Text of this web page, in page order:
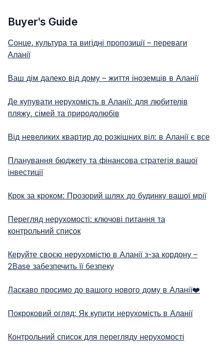
Buyer's Guide
Сонце, культура та вигідні пропозиції – переваги
Аланії
Ваш дім далеко від дому – життя іноземців в Аланії
Де купувати нерухомість в Аланії: для любителів
пляжу, сімей та природолюбів
Від невеликих квартир до розкішних віл: в Аланії є все
Планування бюджету та фінансова стратегія вашої
інвестиції
Крок за кроком: Прозорий шлях до будинку вашої мрії
Перегляд нерухомості: ключові питання та
контрольний список
Керуйте своєю нерухомістю в Аланії з-за кордону –
2Base забезпечить її безпеку
Ласкаво просимо до вашого нового дому в Аланії❤️
Покроковий огляд: Як купити нерухомість в Аланії
Контрольний список для перегляду нерухомості